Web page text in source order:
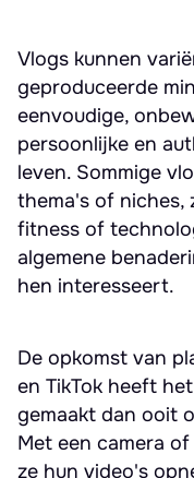
Vlogs kunnen
geproduceerde
eenvoudige,
persoonlijke en
leven. Sommige
thema's of niches,
fitness of
algemene
hen interesseert.
De opkomst van
en TikTok heeft
gemaakt dan ooit
Met een camera
ze hun video's